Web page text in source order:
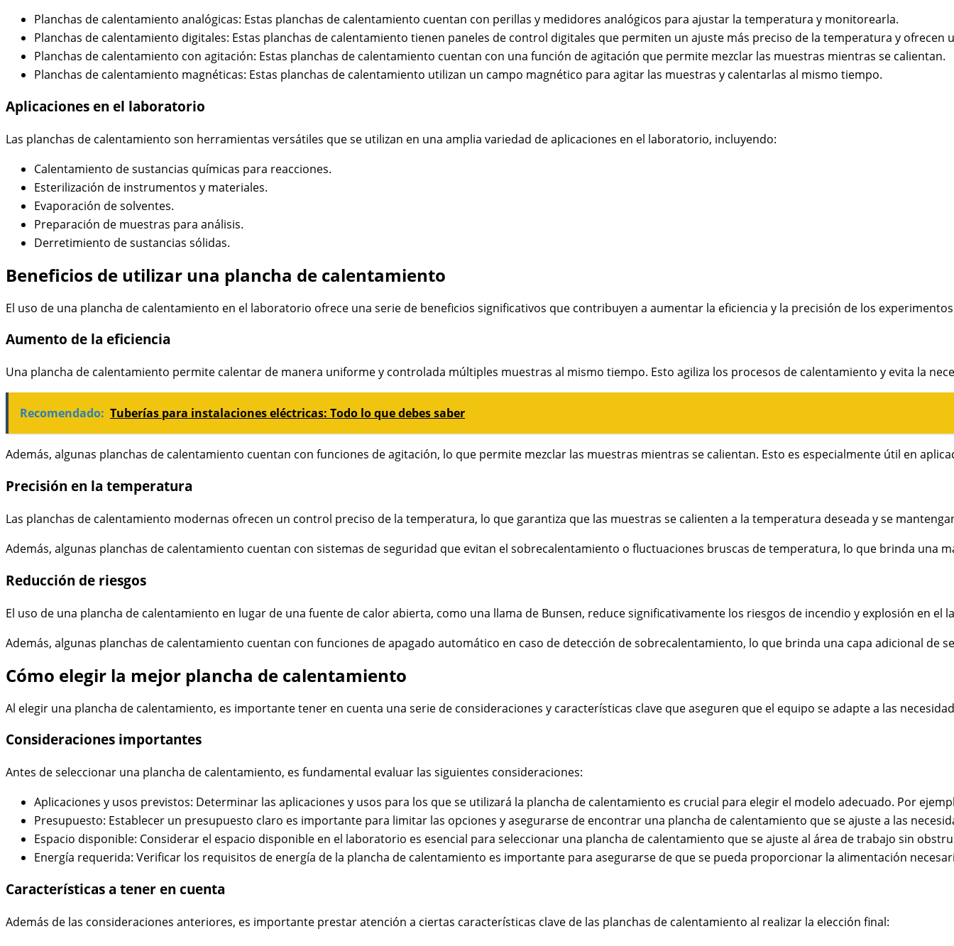
Planchas de calentamiento analógicas: Estas planchas de calentamiento cuentan con perillas y medidores analógicos para ajustar la temperatura y monitorearla.
Planchas de calentamiento digitales: Estas planchas de calentamiento tienen paneles de control digitales que permiten un ajuste más preciso de la temperatura y ofrecen
Planchas de calentamiento con agitación: Estas planchas de calentamiento cuentan con una función de agitación que permite mezclar las muestras mientras se calientan.
Planchas de calentamiento magnéticas: Estas planchas de calentamiento utilizan un campo magnético para agitar las muestras y calentarlas al mismo tiempo.
Aplicaciones en el laboratorio
Las planchas de calentamiento son herramientas versátiles que se utilizan en una amplia variedad de aplicaciones en el laboratorio, incluyendo:
Calentamiento de sustancias químicas para reacciones.
Esterilización de instrumentos y materiales.
Evaporación de solventes.
Preparación de muestras para análisis.
Derretimiento de sustancias sólidas.
Beneficios de utilizar una plancha de calentamiento
El uso de una plancha de calentamiento en el laboratorio ofrece una serie de beneficios significativos que contribuyen a aumentar la eficiencia y la precisión de los
Aumento de la eficiencia
Una plancha de calentamiento permite calentar de manera uniforme y controlada múltiples muestras al mismo tiempo. Esto agiliza los procesos de calentamiento y evita la
Recomendado: Tuberías para instalaciones eléctricas: Todo lo que debes saber
Además, algunas planchas de calentamiento cuentan con funciones de agitación, lo que permite mezclar las muestras mientras se calientan. Esto es especialmente útil en
Precisión en la temperatura
Las planchas de calentamiento modernas ofrecen un control preciso de la temperatura, lo que garantiza que las muestras se calienten a la temperatura deseada y se
Además, algunas planchas de calentamiento cuentan con sistemas de seguridad que evitan el sobrecalentamiento o fluctuaciones bruscas de temperatura, lo que brinda una
Reducción de riesgos
El uso de una plancha de calentamiento en lugar de una fuente de calor abierta, como una llama de Bunsen, reduce significativamente los riesgos de incendio y explosión
Además, algunas planchas de calentamiento cuentan con funciones de apagado automático en caso de detección de sobrecalentamiento, lo que brinda una capa adicional de
Cómo elegir la mejor plancha de calentamiento
Al elegir una plancha de calentamiento, es importante tener en cuenta una serie de consideraciones y características clave que aseguren que el equipo se adapte a las
Consideraciones importantes
Antes de seleccionar una plancha de calentamiento, es fundamental evaluar las siguientes consideraciones:
Aplicaciones y usos previstos: Determinar las aplicaciones y usos para los que se utilizará la plancha de calentamiento es crucial para elegir el modelo adecuado. Por
Presupuesto: Establecer un presupuesto claro es importante para limitar las opciones y asegurarse de encontrar una plancha de calentamiento que se ajuste a las
Espacio disponible: Considerar el espacio disponible en el laboratorio es esencial para seleccionar una plancha de calentamiento que se ajuste al área de trabajo sin
Energía requerida: Verificar los requisitos de energía de la plancha de calentamiento es importante para asegurarse de que se pueda proporcionar la alimentación
Características a tener en cuenta
Además de las consideraciones anteriores, es importante prestar atención a ciertas características clave de las planchas de calentamiento al realizar la elección final: